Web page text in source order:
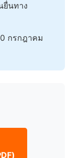
ยื่นทาง
กรกฎาคม